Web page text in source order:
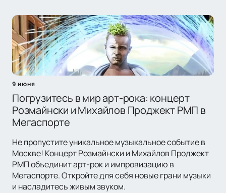
9 июня
Погрузитесь в мир арт-рока: концерт
Розмайнски и Михайлов Проджект РМП в
Мегаспорте
Не пропустите уникальное музыкальное событие в
Москве! Концерт Розмайнски и Михайлов Проджект
РМП объединит арт-рок и импровизацию в
Мегаспорте. Откройте для себя новые грани музыки
и насладитесь живым звуком.